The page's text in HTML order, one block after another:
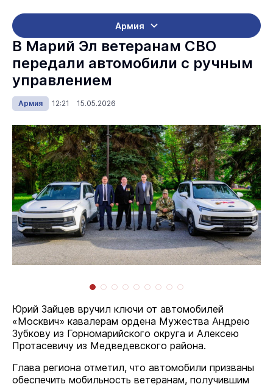
Армия
В Марий Эл ветеранам СВО
передали автомобили с ручным
управлением
Армия 12:21 15.05.2026
Юрий Зайцев вручил ключи от автомобилей
«Москвич» кавалерам ордена Мужества Андрею
Зубкову из Горномарийского округа и Алексею
Протасевичу из Медведевского района.
Глава региона отметил, что автомобили призваны
обеспечить мобильность ветеранам, получившим